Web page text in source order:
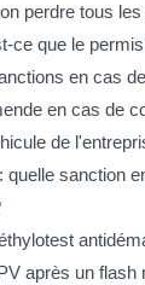
perdre tous
ce que le
en cas
en cas de
de
quelle sanction
après un flash